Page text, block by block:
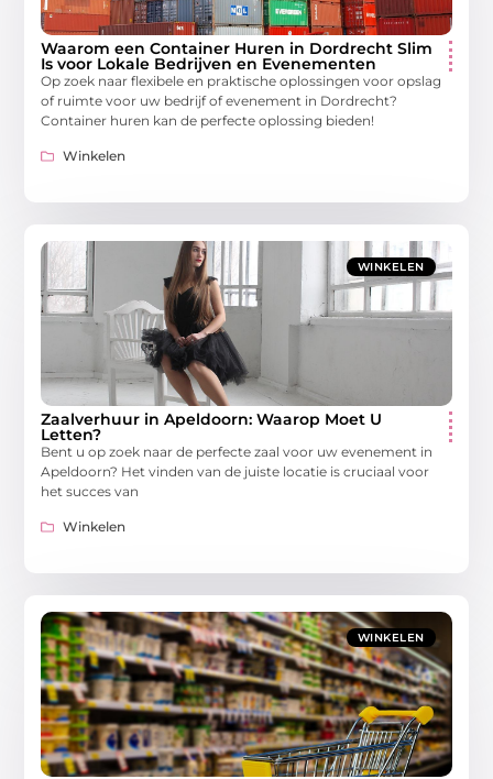
Waarom een Container Huren in Dordrecht Slim
Is voor Lokale Bedrijven en Evenementen
Op zoek naar flexibele en praktische oplossingen voor opslag
of ruimte voor uw bedrijf of evenement in Dordrecht?
Container huren kan de perfecte oplossing bieden!
Winkelen
WINKELEN
Zaalverhuur in Apeldoorn: Waarop Moet U
Letten?
Bent u op zoek naar de perfecte zaal voor uw evenement in
Apeldoorn? Het vinden van de juiste locatie is cruciaal voor
het succes van
Winkelen
WINKELEN